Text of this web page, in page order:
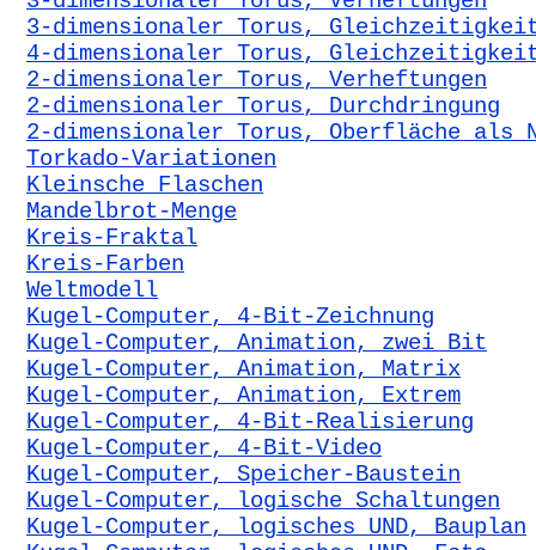
3-dimensionaler Torus,
4-dimensionaler Torus,
2-dimensionaler Torus, Verheftungen
2-dimensionaler Torus, Durchdringung
2-dimensionaler Torus, Oberfläche als
Torkado-Variationen
Kleinsche Flaschen
Mandelbrot-Menge
Kreis-Fraktal
Kreis-Farben
Weltmodell
Kugel-Computer, 4-Bit-Zeichnung
Kugel-Computer, Animation, zwei Bit
Kugel-Computer, Animation, Matrix
Kugel-Computer, Animation, Extrem
Kugel-Computer, 4-Bit-Realisierung
Kugel-Computer, 4-Bit-Video
Kugel-Computer, Speicher-Baustein
Kugel-Computer, logische Schaltungen
Kugel-Computer, logisches UND, Bauplan